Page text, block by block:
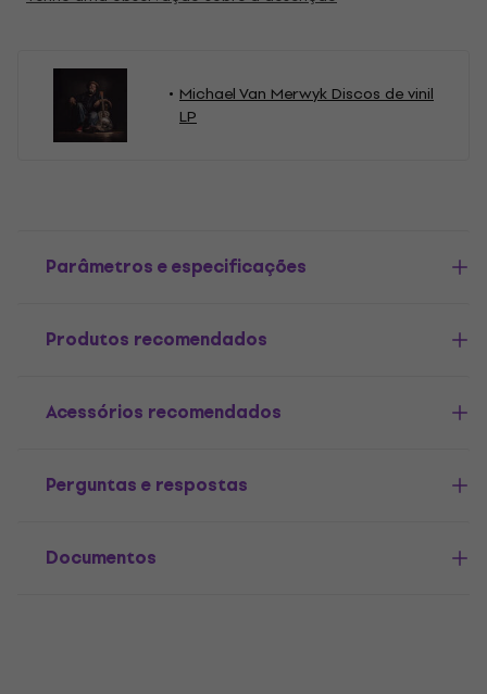
Michael Van Merwyk Discos de vinil
LP
Parâmetros e especificações
Produtos recomendados
Acessórios recomendados
Perguntas e respostas
Documentos